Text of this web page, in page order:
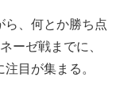
ら、何とか勝ち点
ーゼ戦までに、
目が集まる。